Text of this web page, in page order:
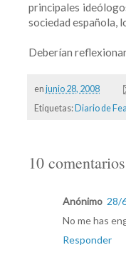
principales
sociedad española,
Deberían
en junio 28, 2008
Etiquetas:Diario de
10
Anónimo 28/
No me has
Responder